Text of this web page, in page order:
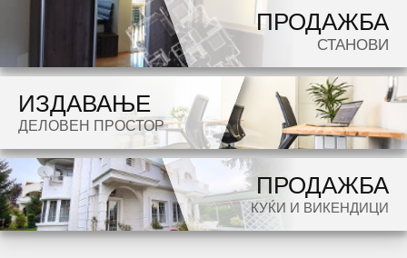
ПРОДАЖБА
СТАНОВИ
ИЗДАВАЊЕ
ДЕЛОВЕН ПРОСТОР
ПРОДАЖБА
КУЌИ И ВИКЕНДИЦИ